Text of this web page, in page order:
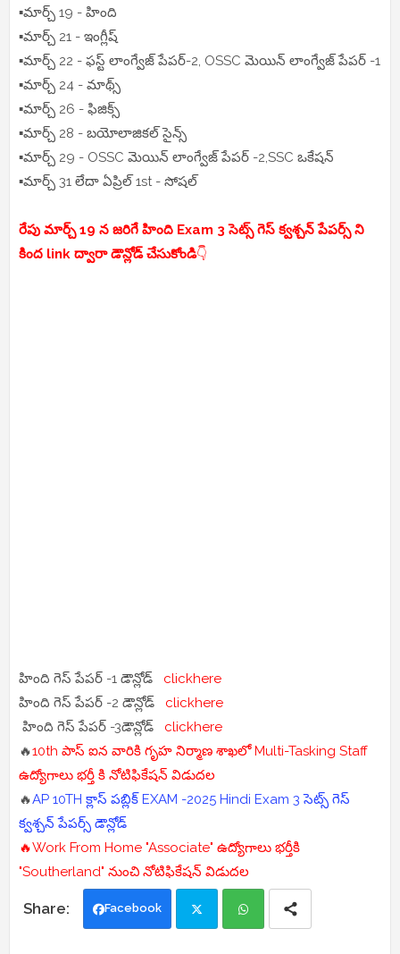
▪️మార్చ్ 19 - హింది
▪️మార్చ్ 21 - ఇంగ్లీష్
▪️మార్చ్ 22 - ఫస్ట్ లాంగ్వేజ్ పేపర్-2, OSSC మెయిన్ లాంగ్వేజ్ పేపర్ -1
▪️మార్చ్ 24 - మాథ్స్
▪️మార్చ్ 26 - ఫిజిక్స్
▪️మార్చ్ 28 - బయోలాజికల్ సైన్స్
▪️మార్చ్ 29 - OSSC మెయిన్ లాంగ్వేజ్ పేపర్ -2,SSC ఒకేషన్
▪️మార్చ్ 31 లేదా ఏప్రిల్ 1st - సోషల్
రేపు మార్చ్ 19 న జరిగే హింది Exam 3 సెట్స్ గెస్ క్వశ్చన్ పేపర్స్ ని
కింద link ద్వారా డౌన్లోడ్ చేసుకోండి👇
హింది గెస్ పేపర్ -1 డౌన్లోడ్ clickhere
హింది గెస్ పేపర్ -2 డౌన్లోడ్ clickhere
హింది గెస్ పేపర్ -3డౌన్లోడ్ clickhere
🔥10th పాస్ ఐన వారికి గృహ నిర్మాణ శాఖలో Multi-Tasking Staff
ఉద్యోగాలు భర్తీ కి నోటిఫికేషన్ విడుదల
🔥AP 10TH క్లాస్ పబ్లిక్ EXAM -2025 Hindi Exam 3 సెట్స్ గెస్
క్వశ్చన్ పేపర్స్ డౌన్లోడ్
🔥Work From Home "Associate" ఉద్యోగాలు భర్తీకి
"Southerland" నుంచి నోటిఫికేషన్ విడుదల
Facebook